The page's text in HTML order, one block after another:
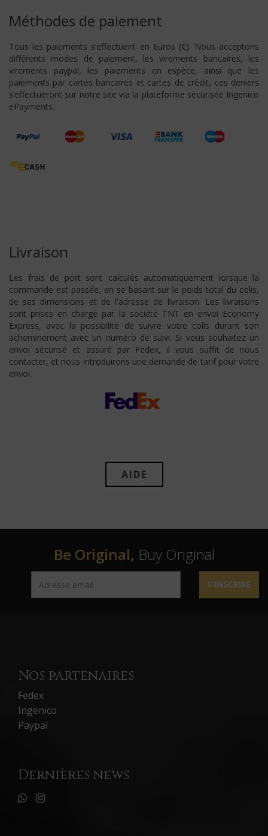
Méthodes de paiement
Tous les paiements s’effectuent en Euros (€). Nous acceptons
différents modes de paiement, les virements bancaires, les
virements paypal, les paiements en espèce, ainsi que les
paiements par cartes bancaires et cartes de crédit, ces deniers
s’effectueront sur notre site via la plateforme sécurisée Ingenico
ePayments.
Livraison
Les frais de port sont calculés automatiquement lorsque la
commande est passée, en se basant sur le poids total du colis,
de ses dimensions et de l'adresse de livraison. Les livraisons
sont prises en charge par la société TNT en envoi Economy
Express, avec la possibilité de suivre votre colis durant son
acheminement avec un numéro de suivi. Si vous souhaitez un
envoi sécurisé et assuré par Fedex, il vous suffit de nous
contacter, et nous introduirons une demande de tarif pour votre
envoi.
AIDE
Be Original, Buy Original
S'INSCRIRE
Nos partenaires
Fedex
Ingenico
Paypal
Dernières news